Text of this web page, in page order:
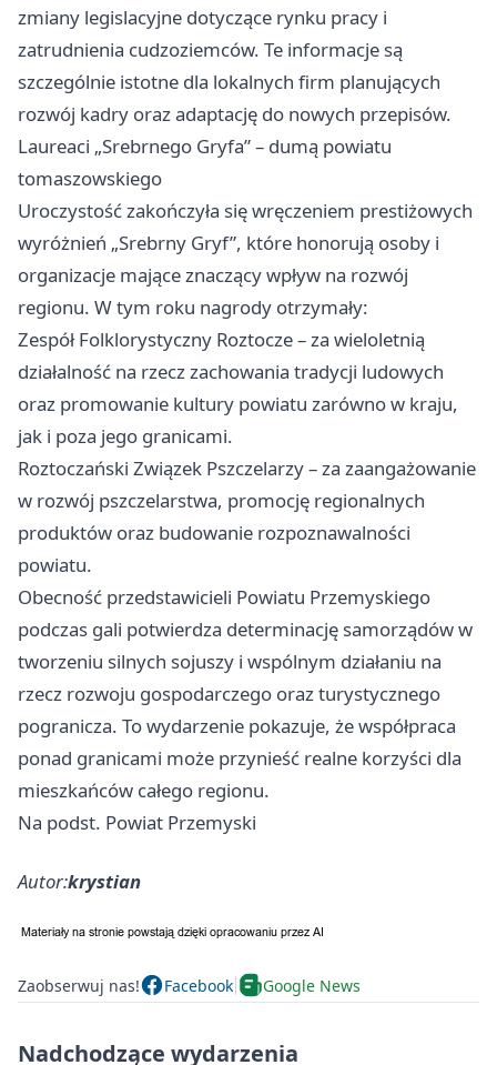
zmiany legislacyjne dotyczące rynku pracy i
zatrudnienia cudzoziemców. Te informacje są
szczególnie istotne dla lokalnych firm planujących
rozwój kadry oraz adaptację do nowych przepisów.
Laureaci „Srebrnego Gryfa” – dumą powiatu
tomaszowskiego
Uroczystość zakończyła się wręczeniem prestiżowych
wyróżnień „Srebrny Gryf”, które honorują osoby i
organizacje mające znaczący wpływ na rozwój
regionu. W tym roku nagrody otrzymały:
Zespół Folklorystyczny Roztocze – za wieloletnią
działalność na rzecz zachowania tradycji ludowych
oraz promowanie kultury powiatu zarówno w kraju,
jak i poza jego granicami.
Roztoczański Związek Pszczelarzy – za zaangażowanie
w rozwój pszczelarstwa, promocję regionalnych
produktów oraz budowanie rozpoznawalności
powiatu.
Obecność przedstawicieli Powiatu Przemyskiego
podczas gali potwierdza determinację samorządów w
tworzeniu silnych sojuszy i wspólnym działaniu na
rzecz rozwoju gospodarczego oraz turystycznego
pogranicza. To wydarzenie pokazuje, że współpraca
ponad granicami może przynieść realne korzyści dla
mieszkańców całego regionu.
Na podst. Powiat Przemyski
Autor:krystian
Zaobserwuj nas! Facebook Google News
Nadchodzące wydarzenia